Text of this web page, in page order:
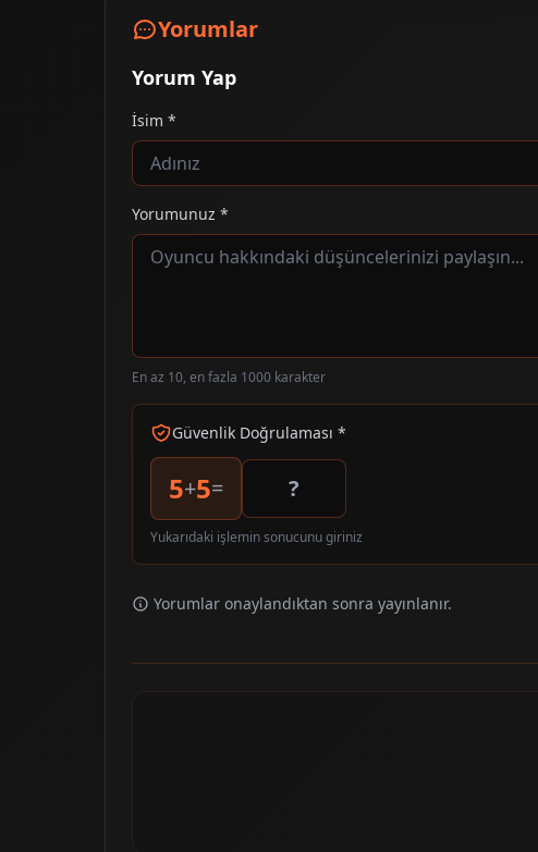
Yorumlar
Yorum Yap
İsim *
Yorumunuz *
En az 10, en fazla 1000 karakter
Güvenlik Doğrulaması *
5+5=
Yukarıdaki işlemin sonucunu giriniz
Yorumlar onaylandıktan sonra yayınlanır.